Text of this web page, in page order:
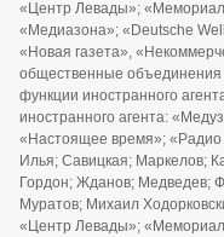
«Центр Левады»;
«Медиазона»; «Deutsche
«Новая газета»,
общественные
функции иностранного
иностранного агента:
«Настоящее время»;
Илья; Савицкая; Маркелов;
Гордон; Жданов; Медведев;
Муратов; Михаил
«Центр Левады»;